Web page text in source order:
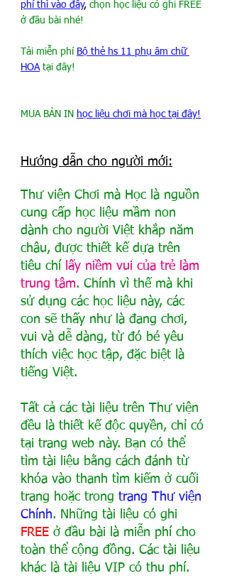
phí thì vào đây, chọn học liệu có ghi FREE
ở đầu bài nhé!
Tải miễn phí Bộ thẻ hs 11 phụ âm chữ
HOA tại đây!
MUA BẢN IN học liệu chơi mà học tại đây!
Hướng dẫn cho người mới:
Thư viện Chơi mà Học là nguồn
cung cấp học liệu mầm non
dành cho người Việt khắp năm
châu, được thiết kế dựa trên
tiêu chí
lấy niềm vui của trẻ làm
trung tâm. Chính vì thế mà khi
sử dụng các học liệu này, các
con sẽ thấy như là đang chơi,
vui và dễ dàng, từ đó bé yêu
thích việc học tập, đặc biệt là
tiếng Việt.
Tất cả các tài liệu trên Thư viện
đều là thiết kế độc quyền, chỉ có
tại trang web này. Bạn có thể
tìm tài liệu bằng cách đánh từ
khóa vào thanh tìm kiếm ở cuối
trang hoặc trong trang Thư viện
Chính. Những tài liệu có ghi
FREE ở đầu bài là miễn phí cho
toàn thể cộng đồng. Các tài liệu
khác là tài liệu VIP có thu phí.